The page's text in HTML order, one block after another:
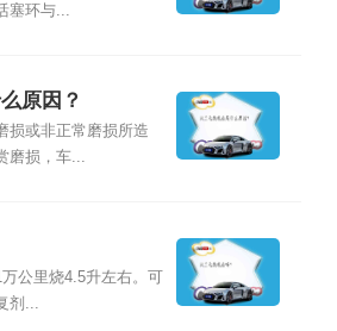
塞环与...
原因？
损或非正常磨损所造
磨损，车...
公里烧4.5升左右。可
剂...